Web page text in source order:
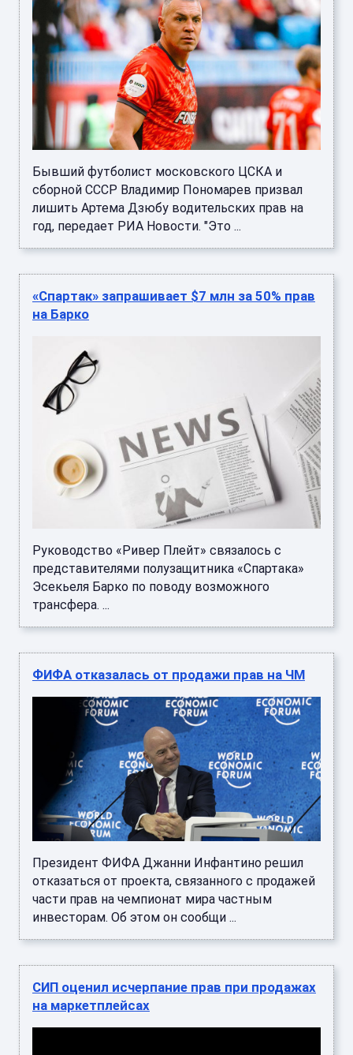
Бывший футболист московского ЦСКА и
сборной СССР Владимир Пономарев призвал
лишить Артема Дзюбу водительских прав на
год, передает РИА Новости. "Это ...
«Спартак» запрашивает $7 млн за 50% прав
на Барко
Руководство «Ривер Плейт» связалось с
представителями полузащитника «Спартака»
Эсекьеля Барко по поводу возможного
трансфера. ...
ФИФА отказалась от продажи прав на ЧМ
Президент ФИФА Джанни Инфантино решил
отказаться от проекта, связанного с продажей
части прав на чемпионат мира частным
инвесторам. Об этом он сообщи ...
СИП оценил исчерпание прав при продажах
на маркетплейсах